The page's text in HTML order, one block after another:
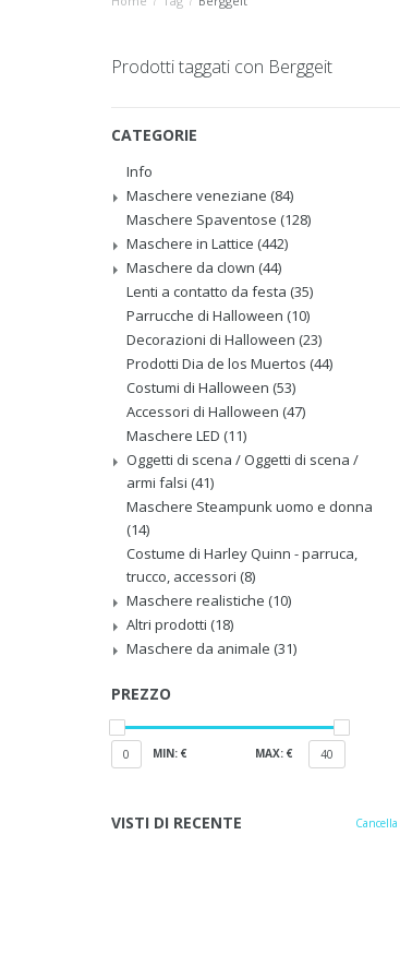
Prodotti taggati con Berggeit
CATEGORIE
Info
Maschere veneziane (84)
Maschere Spaventose (128)
Maschere in Lattice (442)
Maschere da clown (44)
Lenti a contatto da festa (35)
Parrucche di Halloween (10)
Decorazioni di Halloween (23)
Prodotti Dia de los Muertos (44)
Costumi di Halloween (53)
Accessori di Halloween (47)
Maschere LED (11)
Oggetti di scena / Oggetti di scena /
armi falsi (41)
Maschere Steampunk uomo e donna
(14)
Costume di Harley Quinn - parruca,
trucco, accessori (8)
Maschere realistiche (10)
Altri prodotti (18)
Maschere da animale (31)
PREZZO
0 MIN: € MAX: € 40
VISTI DI RECENTE Cancella